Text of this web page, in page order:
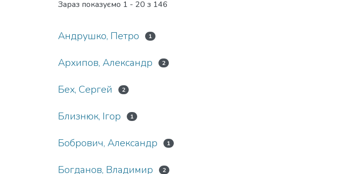
Зараз показуємо 1 - 20 з 146
Андрушко, Петро 1
Архипов, Александр 2
Бех, Сергей 2
Близнюк, Ігор 1
Бобрович, Александр 1
Богданов, Владимир 2